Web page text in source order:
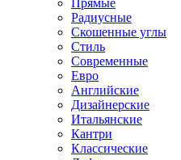
Радиусные
Скошенные углы
Стиль
Современные
Евро
Английские
Дизайнерские
Итальянские
Кантри
Классические